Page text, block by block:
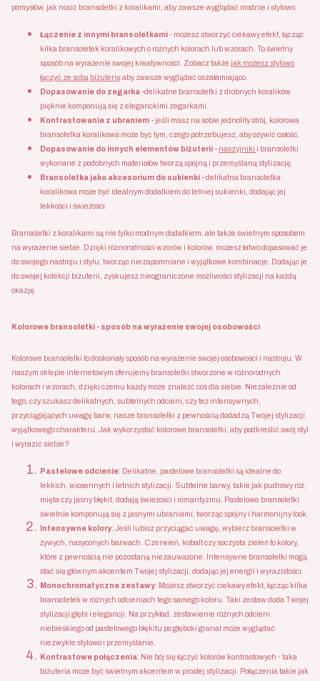
pomysłów, jak nosić bransoletki z koralikami, aby zawsze wyglądać modnie i stylowo:
Łączenie z innymi bransoletkami- możesz stworzyć ciekawy efekt, łącząc
kilka bransoletek koralikowych o różnych kolorach lub wzorach. To świetny
sposób na wyrażenie swojej kreatywności. Zobacz także jak możesz stylowo
łączyć ze sobą biżuterięaby zawsze wyglądać oszałamiająco.
Dopasowanie do zegarka -delikatne bransoletki z drobnych koralików
pięknie komponują się z eleganckimi zegarkami.
Kontrastowanie z ubraniem - jeśli masz na sobie jednolity strój, kolorowa
bransoletka koralikowa może być tym, czego potrzebujesz, aby ożywić całość.
Dopasowanie do innych elementów biżuterii - naszyjniki i bransoletki
wykonane z podobnych materiałów tworzą spójną i przemyślaną stylizację.
Bransoletka jako akcesorium do sukienki -delikatna bransoletka
koralikowa może być idealnym dodatkiem do letniej sukienki, dodając jej
lekkości i świeżości.
Bransoletki z koralikami są nie tylko modnym dodatkiem, ale także świetnym sposobem
na wyrażenie siebie. Dzięki różnorodności wzorów i kolorów, możesz łatwo dopasować je
do swojego nastroju i stylu, tworząc niezapomniane i wyjątkowe kombinacje. Dodając je
do swojej kolekcji biżuterii, zyskujesz nieograniczone możliwości stylizacji na każdą
okazję.
Kolorowe bransoletki - sposób na wyrażenie swojej osobowości
Kolorowe bransoletki to doskonały sposób na wyrażenie swojej osobowości i nastroju. W
naszym sklepie internetowym oferujemy bransoletki stworzone w różnorodnych
kolorach i wzorach, dzięki czemu każdy może znaleźć coś dla siebie. Niezależnie od
tego, czy szukasz delikatnych, subtelnych odcieni, czy też intensywnych,
przyciągających uwagę barw, nasze bransoletki z pewnością dodadzą Twojej stylizacji
wyjątkowego charakteru. Jak wykorzystać kolorowe bransoletki, aby podkreślić swój styl
i wyrazić siebie?
Pastelowe odcienie: Delikatne, pastelowe bransoletki są idealne do
lekkich, wiosennych i letnich stylizacji. Subtelne barwy, takie jak pudrowy róż,
mięta czy jasny błękit, dodają świeżości i romantyzmu. Pastelowe bransoletki
świetnie komponują się z jasnymi ubraniami, tworząc spójny i harmonijny look.
Intensywne kolory: Jeśli lubisz przyciągać uwagę, wybierz bransoletki w
żywych, nasyconych barwach. Czerwień, kobalt czy soczysta zieleń to kolory,
które z pewnością nie pozostaną niezauważone. Intensywne bransoletki mogą
stać się głównym akcentem Twojej stylizacji, dodając jej energii i wyrazistości.
Monochromatyczne zestawy: Możesz stworzyć ciekawy efekt, łącząc kilka
bransoletek w różnych odcieniach tego samego koloru. Taki zestaw doda Twojej
stylizacji głębi i elegancji. Na przykład, zestawienie różnych odcieni
niebieskiego od pastelowego błękitu po głęboki granat może wyglądać
niezwykle stylowo i przemyślanie.
Kontrastowe połączenia: Nie bój się łączyć kolorów kontrastowych - taka
biżuteria może być świetnym akcentem w prostej stylizacji. Połączenia takie jak